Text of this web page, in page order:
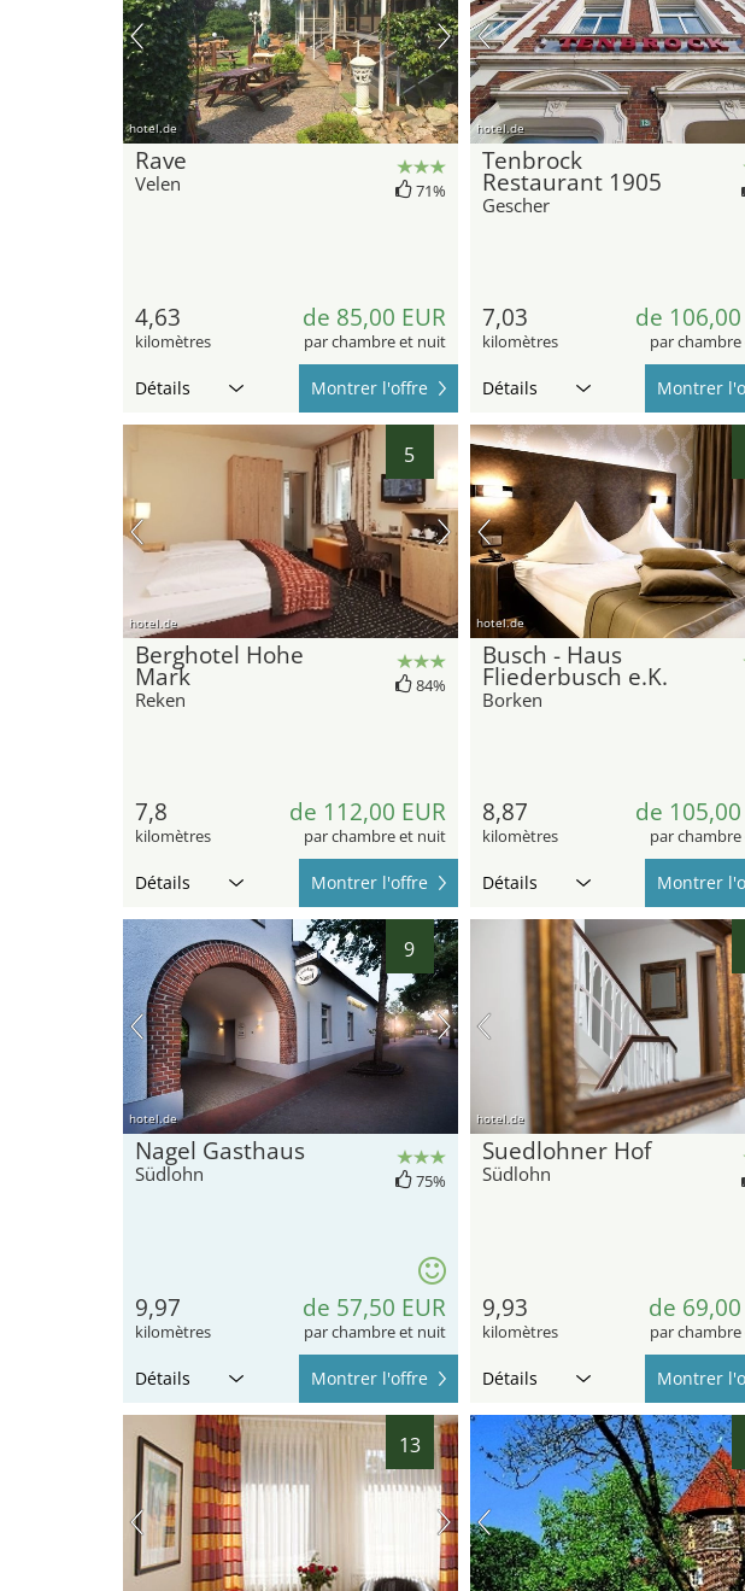
hotel.de
Rave
Velen 71%
4,63
kilomètres
de 85,00 EUR
par chambre et nuit
Détails Montrer l'offre
hotel.de
Tenbrock
Restaurant 1905
Gescher
7,03
kilomètres
de 106,00
par
Détails Montrer
5
hotel.de
Berghotel Hohe
Mark
Reken
84%
7,8
kilomètres
de 112,00 EUR
par chambre et nuit
Détails Montrer l'offre
hotel.de
Busch - Haus
Fliederbusch e.K.
Borken
8,87
kilomètres
de 105,00
par
Détails Montrer
9
hotel.de
Nagel Gasthaus
Südlohn 75%
9,97
kilomètres
de 57,50 EUR
par chambre et nuit
Détails Montrer l'offre
hotel.de
Suedlohner Hof
Südlohn
9,93
kilomètres
de 69,00
par
Détails Montrer
13